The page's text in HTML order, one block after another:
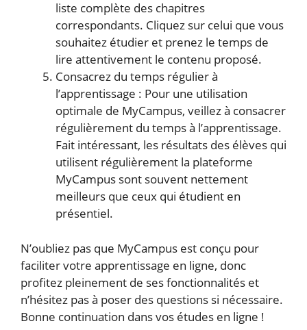
liste complète des chapitres
correspondants. Cliquez sur celui que vous
souhaitez étudier et prenez le temps de
lire attentivement le contenu proposé.
Consacrez du temps régulier à
l’apprentissage : Pour une utilisation
optimale de MyCampus, veillez à consacrer
régulièrement du temps à l’apprentissage.
Fait intéressant, les résultats des élèves qui
utilisent régulièrement la plateforme
MyCampus sont souvent nettement
meilleurs que ceux qui étudient en
présentiel.
N’oubliez pas que MyCampus est conçu pour
faciliter votre apprentissage en ligne, donc
profitez pleinement de ses fonctionnalités et
n’hésitez pas à poser des questions si nécessaire.
Bonne continuation dans vos études en ligne !